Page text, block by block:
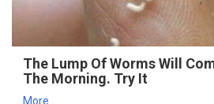
The Lump Of Worms Will
The Morning. Try It
More